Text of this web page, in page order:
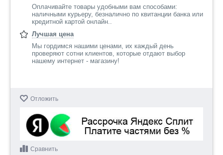
Оплачивайте товары удобными вам способами:
наличными курьеру, безналично по квитанции банка или
кредитной картой онлайн..
Лучшая цена
Мы гордимся нашими ценами, их каждый день
проверяют сотни клиентов, которые отдают выбор
нашему интернет - магазину!
Отложить
Сравнить